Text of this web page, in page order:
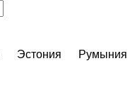
Эстония Румыния